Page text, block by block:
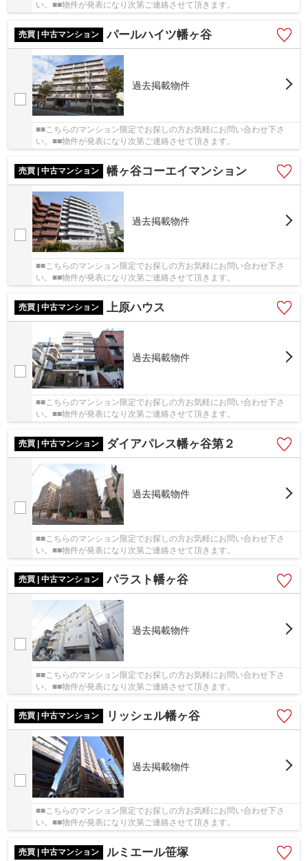
い。■■物件が発表になり次第ご連絡させて頂きます。
売買 | 中古マンション パールハイツ幡ヶ谷
過去掲載物件
■■こちらのマンション限定でお探しの方お気軽にお問い合わせ下さ
い。■■物件が発表になり次第ご連絡させて頂きます。
売買 | 中古マンション 幡ヶ谷コーエイマンション
過去掲載物件
■■こちらのマンション限定でお探しの方お気軽にお問い合わせ下さ
い。■■物件が発表になり次第ご連絡させて頂きます。
売買 | 中古マンション 上原ハウス
過去掲載物件
■■こちらのマンション限定でお探しの方お気軽にお問い合わせ下さ
い。■■物件が発表になり次第ご連絡させて頂きます。
売買 | 中古マンション ダイアパレス幡ヶ谷第２
過去掲載物件
■■こちらのマンション限定でお探しの方お気軽にお問い合わせ下さ
い。■■物件が発表になり次第ご連絡させて頂きます。
売買 | 中古マンション パラスト幡ヶ谷
過去掲載物件
■■こちらのマンション限定でお探しの方お気軽にお問い合わせ下さ
い。■■物件が発表になり次第ご連絡させて頂きます。
売買 | 中古マンション リッシェル幡ヶ谷
過去掲載物件
■■こちらのマンション限定でお探しの方お気軽にお問い合わせ下さ
い。■■物件が発表になり次第ご連絡させて頂きます。
売買 | 中古マンション ルミエール笹塚